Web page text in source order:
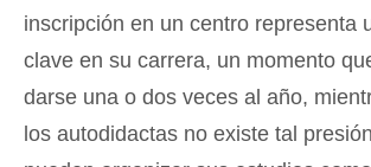
inscripción en un centro representa
clave en su carrera, un momento
darse una o dos veces al año,
los autodidactas no existe tal